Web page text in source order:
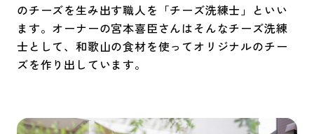
のチーズを生み出す職人を「チーズ洗練士」といい
ます。オーナーの宮本喜臣さんはそんなチーズ洗練
士として、和歌山の食材を使ってオリジナルのチー
ズを作り出しています。